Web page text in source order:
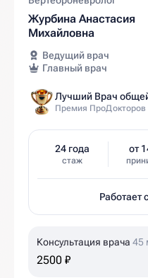
Журбина Анастасия
Михайловна
Ведущий врач
Главный врач
Лучший Врач
Премия ПроДокторов
24 года
стаж
от
Работает
Консультация врача 45
2500 ₽